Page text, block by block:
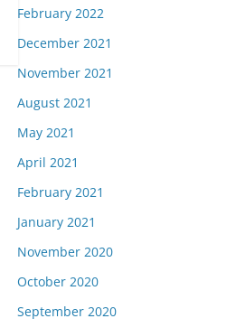
February 2022
December 2021
November 2021
August 2021
May 2021
April 2021
February 2021
January 2021
November 2020
October 2020
September 2020